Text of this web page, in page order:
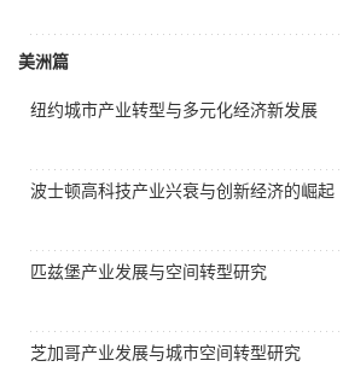
美洲篇
纽约城市产业转型与多元化经济新发展
波士顿高科技产业兴衰与创新经济的崛起
匹兹堡产业发展与空间转型研究
芝加哥产业发展与城市空间转型研究